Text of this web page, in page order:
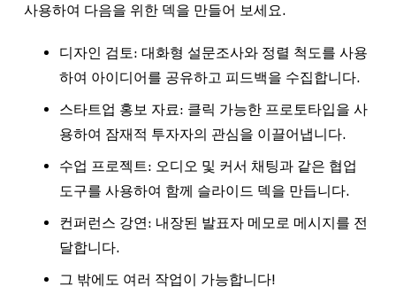
사용하여 다음을 위한 덱을 만들어 보세요.
디자인 검토: 대화형 설문조사와 정렬 척도를 사용
하여 아이디어를 공유하고 피드백을 수집합니다.
스타트업 홍보 자료: 클릭 가능한 프로토타입을 사
용하여 잠재적 투자자의 관심을 이끌어냅니다.
수업 프로젝트: 오디오 및 커서 채팅과 같은 협업
도구를 사용하여 함께 슬라이드 덱을 만듭니다.
컨퍼런스 강연: 내장된 발표자 메모로 메시지를 전
달합니다.
그 밖에도 여러 작업이 가능합니다!